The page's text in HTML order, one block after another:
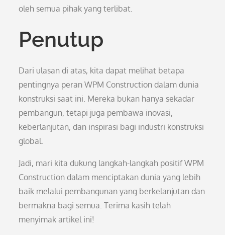
oleh semua pihak yang terlibat.
Penutup
Dari ulasan di atas, kita dapat melihat betapa
pentingnya peran WPM Construction dalam dunia
konstruksi saat ini. Mereka bukan hanya sekadar
pembangun, tetapi juga pembawa inovasi,
keberlanjutan, dan inspirasi bagi industri konstruksi
global.
Jadi, mari kita dukung langkah-langkah positif WPM
Construction dalam menciptakan dunia yang lebih
baik melalui pembangunan yang berkelanjutan dan
bermakna bagi semua. Terima kasih telah
menyimak artikel ini!